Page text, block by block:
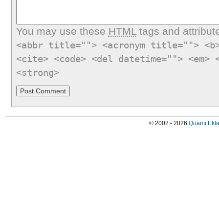
You may use these HTMLtags and
<abbr title=""> <acronym title="">
<cite> <code> <del datetime="">
<strong>
© 2002 - 2026 Quami